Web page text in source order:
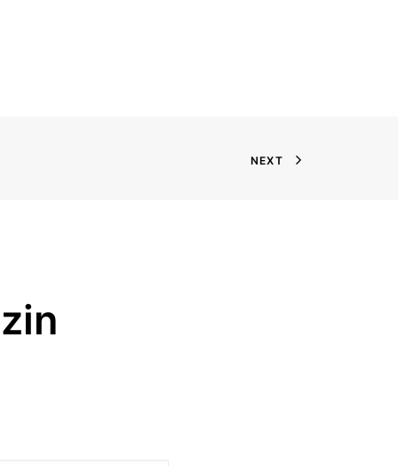
NEXT